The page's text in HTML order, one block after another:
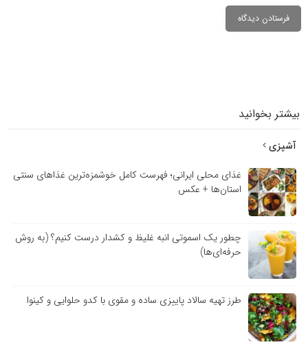
بیشتر بخوانید
آشپزی
غذای محلی ایرانی؛ فهرست کامل خوشمزه‌ترین غذاهای سنتی
استان‌ها + عکس
چطور یک اسموتی انبه غلیظ و کشدار درست کنیم؟ (به روش
حرفه‌ای‌ها)
طرز تهیه سالاد پاییزی ساده و مقوی با کدو حلوایی و کینوا